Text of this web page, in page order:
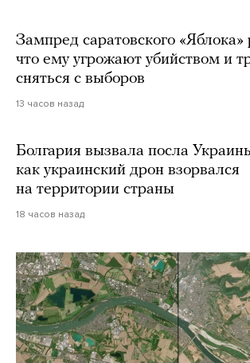
Зампред саратовского «Яблока»
что ему угрожают убийством и
сняться с выборов
13 часов назад
Болгария вызвала посла
как украинский дрон взорвался
на территории страны
18 часов назад